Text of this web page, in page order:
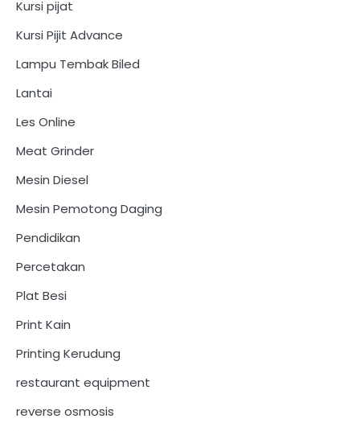
Kursi pijat
Kursi Pijit Advance
Lampu Tembak Biled
Lantai
Les Online
Meat Grinder
Mesin Diesel
Mesin Pemotong Daging
Pendidikan
Percetakan
Plat Besi
Print Kain
Printing Kerudung
restaurant equipment
reverse osmosis